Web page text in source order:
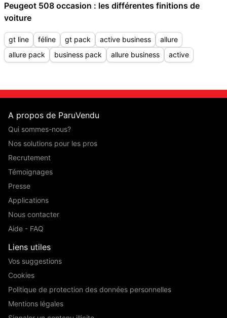
Peugeot 508 occasion : les différentes finitions de
voiture
gt line féline gt pack active business
allure
allure pack
business pack allure business active
A propos de ParuVendu
Qui sommes-nous?
Nos solutions pour les pros
Recrutement
Témoignages
Presse
Applications
Nous contacter
Aide - FAQ
Liens utiles
Vos suggestions
Cookies
Politique de protection des données personnelles
Mentions légales